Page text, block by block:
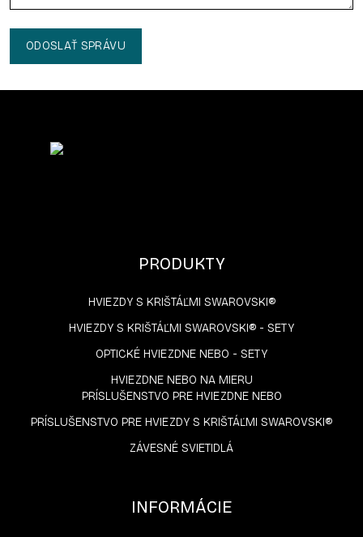
ODOSLAŤ SPRÁVU
PRODUKTY
HVIEZDY S KRIŠTÁĽMI SWAROVSKI®
HVIEZDY S KRIŠTÁĽMI SWAROVSKI® - SETY
OPTICKÉ HVIEZDNE NEBO - SETY
HVIEZDNE NEBO NA MIERU
PRÍSLUŠENSTVO PRE HVIEZDNE NEBO
PRÍSLUŠENSTVO PRE HVIEZDY S KRIŠTÁĽMI SWAROVSKI®
ZÁVESNÉ SVIETIDLÁ
INFORMÁCIE